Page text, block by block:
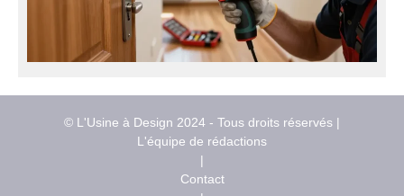
© L'Usine à Design 2024 - Tous droits réservés |
L'équipe de rédactions
|
Contact